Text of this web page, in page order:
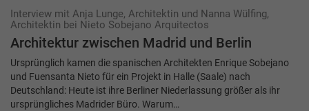
Interview mit Anja Lunge, Architektin und Nanna Wülfing,
Architektin bei Nieto Sobejano Arquitectos
Architektur zwischen Madrid und ­Berlin
Ursprünglich kamen die spanischen Architekten Enrique Sobejano
und Fuensanta Nieto für ein Projekt in Halle (Saale) nach
Deutschland: Heute ist ihre Berliner Niederlassung größer als ihr
ursprüngliches Madrider Büro. Warum…